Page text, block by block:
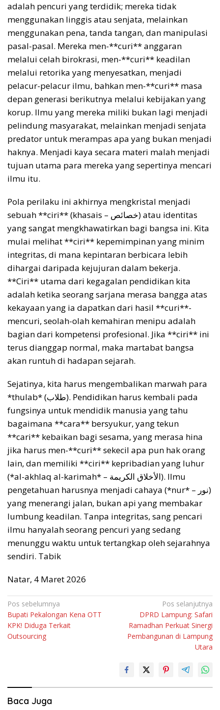
adalah pencuri yang terdidik; mereka tidak
menggunakan linggis atau senjata, melainkan
menggunakan pena, tanda tangan, dan manipulasi
pasal-pasal. Mereka men-**curi** anggaran
melalui celah birokrasi, men-**curi** keadilan
melalui retorika yang menyesatkan, menjadi
pelacur-pelacur ilmu, bahkan men-**curi** masa
depan generasi berikutnya melalui kebijakan yang
korup. Ilmu yang mereka miliki bukan lagi menjadi
pelindung masyarakat, melainkan menjadi senjata
predator untuk merampas apa yang bukan menjadi
haknya. Menjadi kaya secara materi malah menjadi
tujuan utama para mereka yang sepertinya mencari
ilmu itu.
Pola perilaku ini akhirnya mengkristal menjadi
sebuah **ciri** (khasais – خصائص) atau identitas
yang sangat mengkhawatirkan bagi bangsa ini. Kita
mulai melihat **ciri** kepemimpinan yang minim
integritas, di mana kepintaran berbicara lebih
dihargai daripada kejujuran dalam bekerja.
**Ciri** utama dari kegagalan pendidikan kita
adalah ketika seorang sarjana merasa bangga atas
kekayaan yang ia dapatkan dari hasil **curi**-
mencuri, seolah-olah kemahiran menipu adalah
bagian dari kompetensi profesional. Jika **ciri** ini
terus dianggap normal, maka martabat bangsa
akan runtuh di hadapan sejarah.
Sejatinya, kita harus mengembalikan marwah para
*thulab* (طلاب). Pendidikan harus kembali pada
fungsinya untuk mendidik manusia yang tahu
bagaimana **cara** bersyukur, yang tekun
**cari** kebaikan bagi sesama, yang merasa hina
jika harus men-**curi** sekecil apa pun hak orang
lain, dan memiliki **ciri** kepribadian yang luhur
(*al-akhlaq al-karimah* – الأخلاق الكريمة). Ilmu
pengetahuan harusnya menjadi cahaya (*nur* – نور)
yang menerangi jalan, bukan api yang membakar
lumbung keadilan. Tanpa integritas, sang pencari
ilmu hanyalah seorang pencuri yang sedang
menunggu waktu untuk tertangkap oleh sejarahnya
sendiri. Tabik
Natar, 4 Maret 2026
Navigasi
pos
Pos sebelumnya
Bupati Pekalongan Kena OTT
KPK! Diduga Terkait
Outsourcing
Pos selanjutnya
DPRD Lampung: Safari
Ramadhan Perkuat Sinergi
Pembangunan di Lampung
Utara
Baca Juga